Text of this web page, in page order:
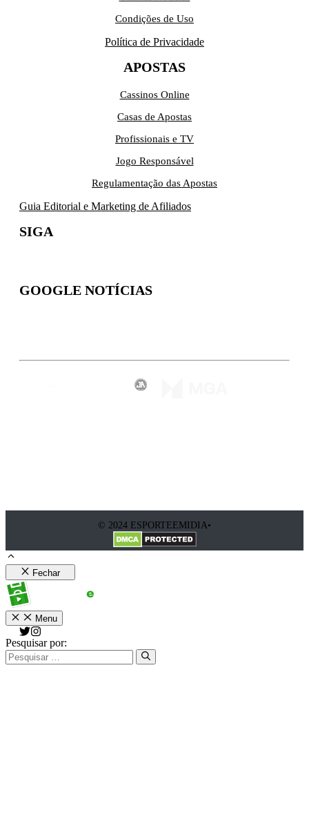
Condições de Uso
Política de Privacidade
APOSTAS
Cassinos Online
Casas de Apostas
Profissionais e TV
Jogo Responsável
Regulamentação das Apostas
Guia Editorial e Marketing de Afiliados
SIGA
GOOGLE NOTÍCIAS
© 2024 ESPORTEEMIDIA•
Fechar
Menu
Pesquisar por: